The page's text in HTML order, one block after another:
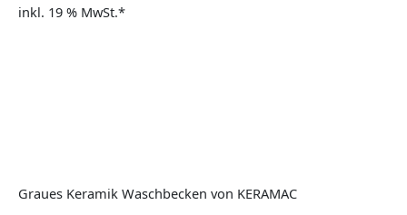
inkl. 19 % MwSt.*
Graues Keramik Waschbecken von KERAMAC